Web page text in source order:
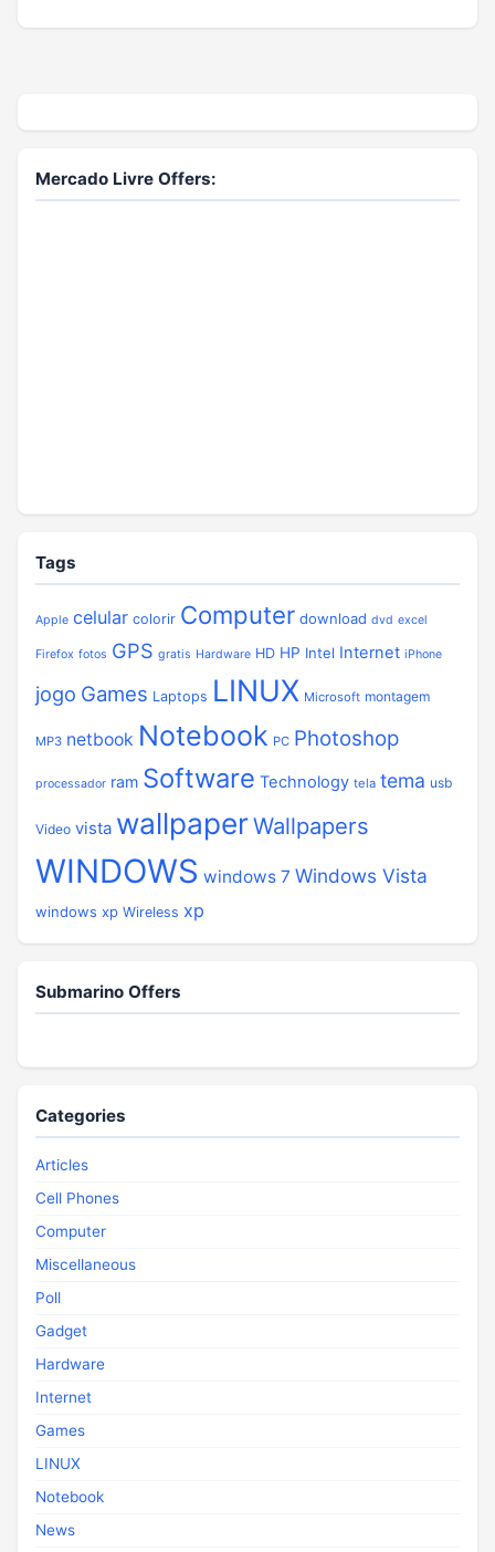
Mercado Livre Offers:
Tags
Apple celular colorir Computer download dvd excel
Firefox fotos GPS gratis Hardware HD HP Intel Internet iPhone
jogo Games Laptops LINUX Microsoft montagem
MP3 netbook Notebook PC Photoshop
processador ram Software Technology tela tema usb
Video vista wallpaperWallpapers
WINDOWS windows 7 Windows Vista
windows xp Wireless xp
Submarino Offers
Categories
Articles
Cell Phones
Computer
Miscellaneous
Poll
Gadget
Hardware
Internet
Games
LINUX
Notebook
News